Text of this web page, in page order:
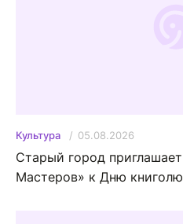
Культура 05.08.2026
Старый город
Мастеров» к Дню